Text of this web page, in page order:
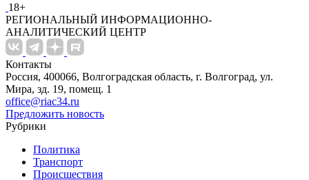
18+
РЕГИОНАЛЬНЫЙ ИНФОРМАЦИОННО-
АНАЛИТИЧЕСКИЙ ЦЕНТР
Контакты
Россия, 400066, Волгоградская область, г. Волгоград, ул.
Мира, зд. 19, помещ. 1
office@riac34.ru
Предложить новость
Рубрики
Политика
Транспорт
Происшествия